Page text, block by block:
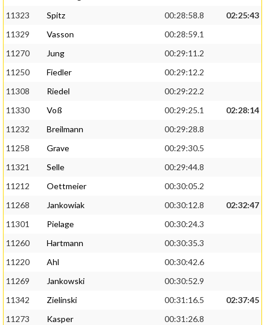
11323
Spitz 00:28:58.8
02:25:43
11329
Vasson
00:28:59.1
11270
Jung
00:29:11.2
11250
Fiedler
00:29:12.2
11308
Riedel
00:29:22.2
11330
Voß 00:29:25.1
02:28:14
11232
Breilmann
00:29:28.8
11258
Grave
00:29:30.5
11321
Selle
00:29:44.8
11212
Oettmeier
00:30:05.2
11268
Jankowiak 00:30:12.8
02:32:47
11301
Pielage
00:30:24.3
11260
Hartmann
00:30:35.3
11220
Ahl
00:30:42.6
11269
Jankowski
00:30:52.9
11342
Zielinski 00:31:16.5
02:37:45
11273
Kasper
00:31:26.8